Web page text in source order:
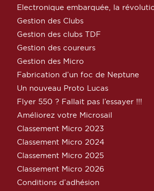
Electronique embarquée, la
Gestion des Clubs
Gestion des clubs TDF
Gestion des coureurs
Gestion des Micro
Fabrication d’un foc de Neptune
Un nouveau Proto Lucas
Flyer 550 ? Fallait pas l’essayer !!!
Améliorez votre Microsail
Classement Micro 2023
Classement Micro 2024
Classement Micro 2025
Classement Micro 2026
Conditions d’adhésion